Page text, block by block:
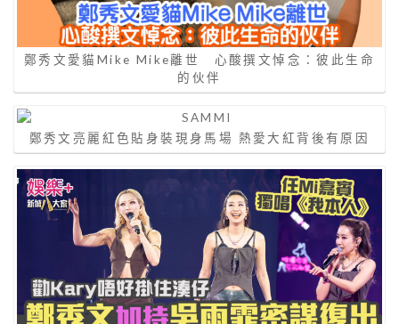
鄭秀文愛貓Mike Mike離世 心酸撰文悼念：彼此生命
的伙伴
鄭秀文亮麗紅色貼身裝現身馬場 熱愛大紅背後有原因